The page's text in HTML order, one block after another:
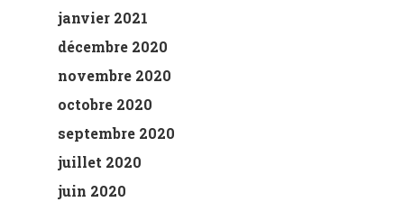
janvier 2021
décembre 2020
novembre 2020
octobre 2020
septembre 2020
juillet 2020
juin 2020